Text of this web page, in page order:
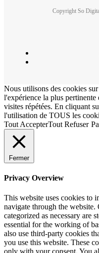
Copyright So
Nous utilisons des cookies
l'expérience la plus pertinente
visites répétées. En cliquant
l'utilisation de TOUS les
Tout AccepterTout Refuser
Fermer
Privacy Overview
This website uses cookies to
navigate through the website.
categorized as necessary are
essential for the working of
also use third-party cookies
you use this website. These
only with your consent. You